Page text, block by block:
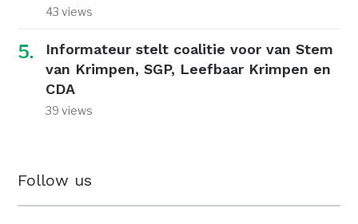
43 views
Informateur stelt coalitie voor van Stem
van Krimpen, SGP, Leefbaar Krimpen en
CDA
39 views
Follow us